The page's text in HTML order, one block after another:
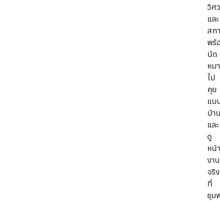
วิศ
และ
สถ
พร้
นัด
หม
ไป
คุย
แบ
บ้า
และ
ดู
หน้า
งาน
จริง
ที่
ชุม